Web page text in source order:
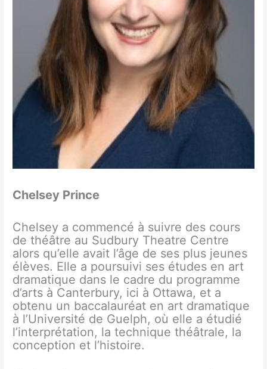
Chelsey Prince
Chelsey a commencé à suivre des cours
de théâtre au Sudbury Theatre Centre
alors qu’elle avait l’âge de ses plus jeunes
élèves. Elle a poursuivi ses études en art
dramatique dans le cadre du programme
d’arts à Canterbury, ici à Ottawa, et a
obtenu un baccalauréat en art dramatique
à l’Université de Guelph, où elle a étudié
l’interprétation, la technique théâtrale, la
conception et l’histoire.